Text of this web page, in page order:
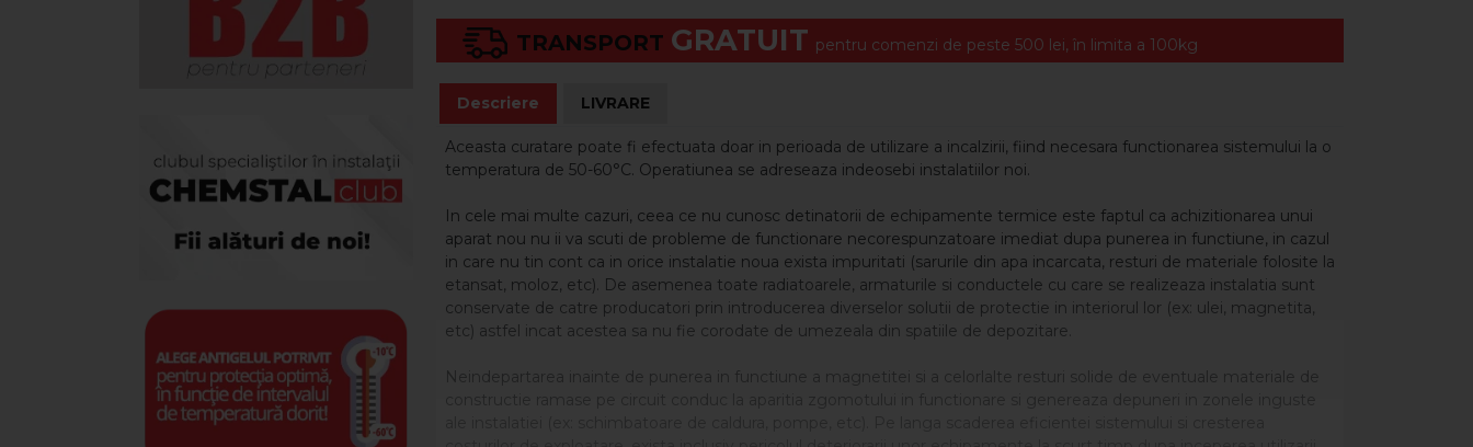
TRANSPORT GRATUIT pentru comenzi de peste 500 lei, în limita a 100kg
Descriere LIVRARE
Aceasta curatare poate fi efectuata doar in perioada de utilizare a incalzirii, fiind necesara functionarea sistemului la o
temperatura de 50-60°C. Operatiunea se adreseaza indeosebi instalatiilor noi.
In cele mai multe cazuri, ceea ce nu cunosc detinatorii de echipamente termice este faptul ca achizitionarea unui
aparat nou nu ii va scuti de probleme de functionare necorespunzatoare imediat dupa punerea in functiune, in cazul
in care nu tin cont ca in orice instalatie noua exista impuritati (sarurile din apa incarcata, resturi de materiale folosite la
etansat, moloz, etc). De asemenea toate radiatoarele, armaturile si conductele cu care se realizeaza instalatia sunt
conservate de catre producatori prin introducerea diverselor solutii de protectie in interiorul lor (ex: ulei, magnetita,
etc) astfel incat acestea sa nu fie corodate de umezeala din spatiile de depozitare.
Neindepartarea inainte de punerea in functiune a magnetitei si a celorlalte resturi solide de eventuale materiale de